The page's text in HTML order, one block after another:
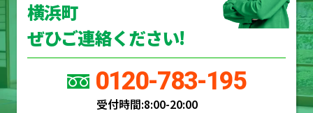
横浜町
ぜひご連絡ください!
0120-783-195
受付時間:8:00-20:00